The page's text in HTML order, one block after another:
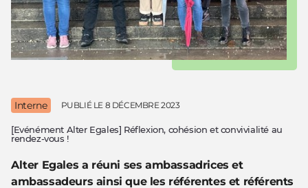
[Evénément Alter Egales] Réflexion, cohésion et convivialité au
rendez-vous !
Alter Egales a réuni ses ambassadrices et
ambassadeurs ainsi que les référentes et référents
Interne PUBLIÉ LE 8 DÉCEMBRE 2023